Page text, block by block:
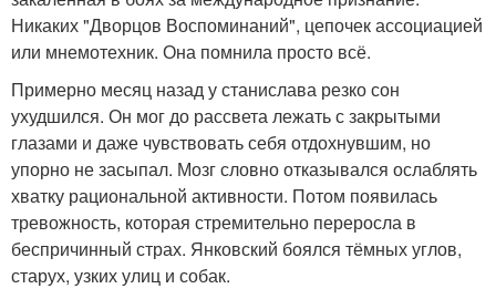
Никаких "Дворцов Воспоминаний", цепочек ассоциацией
или мнемотехник. Она помнила просто всё.
Примерно месяц назад у станислава резко сон
ухудшился. Он мог до рассвета лежать с закрытыми
глазами и даже чувствовать себя отдохнувшим, но
упорно не засыпал. Мозг словно отказывался ослаблять
хватку рациональной активности. Потом появилась
тревожность, которая стремительно переросла в
беспричинный страх. Янковский боялся тёмных углов,
старух, узких улиц и собак.